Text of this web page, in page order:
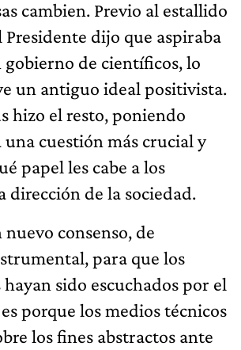
cambien. Previo al estallido
Presidente dijo que aspiraba
gobierno de científicos, lo
un antiguo ideal positivista.
hizo el resto, poniendo
una cuestión más crucial y
papel les cabe a los
dirección de la sociedad.
consenso, de
para que los
sido escuchados por el
porque los medios técnicos
los fines abstractos ante